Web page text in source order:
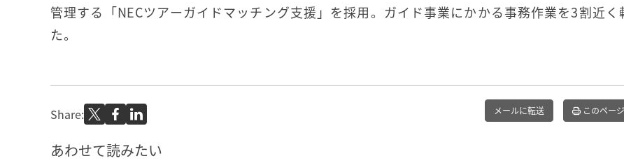
管理する「NECツアーガイドマッチング支援」を採用。ガイド事業にかかる事務作業を3割近く
た。
Share: メールに転送 このペー
あわせて読みたい